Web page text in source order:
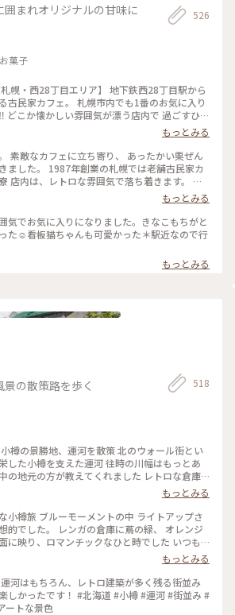
#人気店 #パイ
まれオリジナルの甘味に
菓子
526
丁目エリア】 地下鉄西28丁目駅から
古民家カフェ。 札幌市内でも1番のお気に入り
と
美味しい 甘味
す🎐 札幌を訪れると必ず立ち寄
です‼︎
もっとみる
素敵なカフェに立ち寄り、 あったかい栗ぜん
札幌では老舗古民家カ
店内は、レトロな雰囲気で落ち着きます。 ぽ
んざいは、お椀にたっぷり。 甘さ控えめなの
漬物と一緒に 最後まで美味しく頂きました😊
んざいや抹茶ぜんざい、鍋焼きうどんなどお食
した。 またのお楽しみに❣️ #ことりっぷ北海道
幌 #古民家カフェ #ぜんざい #レトロ
もっとみる
気でお気に入りになりました。きなこもちがと
た☺︎看板猫ちゃんも可愛かった＊駅近なので行
もっとみる
の散策路を歩く 518
した小樽を支えた運河 往時の川幅はもっとあ
元の方が教えてくれました レトロな倉庫
がら進むクルーズ、おすすめです♪ #ことり
りっぷ小樽
もっとみる
の中 ライトアップさ
的でした。 レンガの倉庫に蔦の緑、 オレンジ
に映り、ロマンチックなひと時でした いつも
出抜小路もこの日は静かに ライトアップ
樽 #夜景 #レトロな街 #北海道の絶景 #アートな
造物 #小樽運河 #ブルーモーメント #ロマンチ
もっとみる
河はもちろん、レトロ建築が多く残る街並み
しかったです！ #北海道 #小樽 #運河 #街並み #
ートな景色